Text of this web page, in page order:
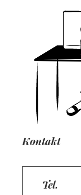
Kontakt
Tel.